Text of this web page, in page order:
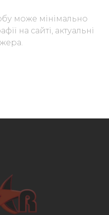
може мінімально
на сайті, актуальні